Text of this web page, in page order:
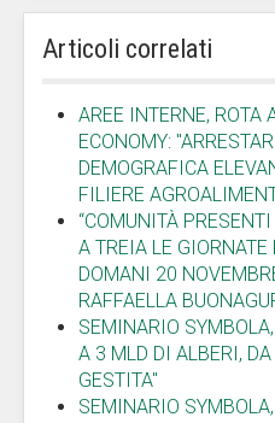
Articoli correlati
AREE INTERNE, ROTA
ECONOMY:
DEMOGRAFICA
FILIERE
“COMUNITÀ
A TREIA LE GIORNATE
DOMANI 20
RAFFAELLA
SEMINARIO
A 3 MLD DI ALBERI,
GESTITA"
SEMINARIO